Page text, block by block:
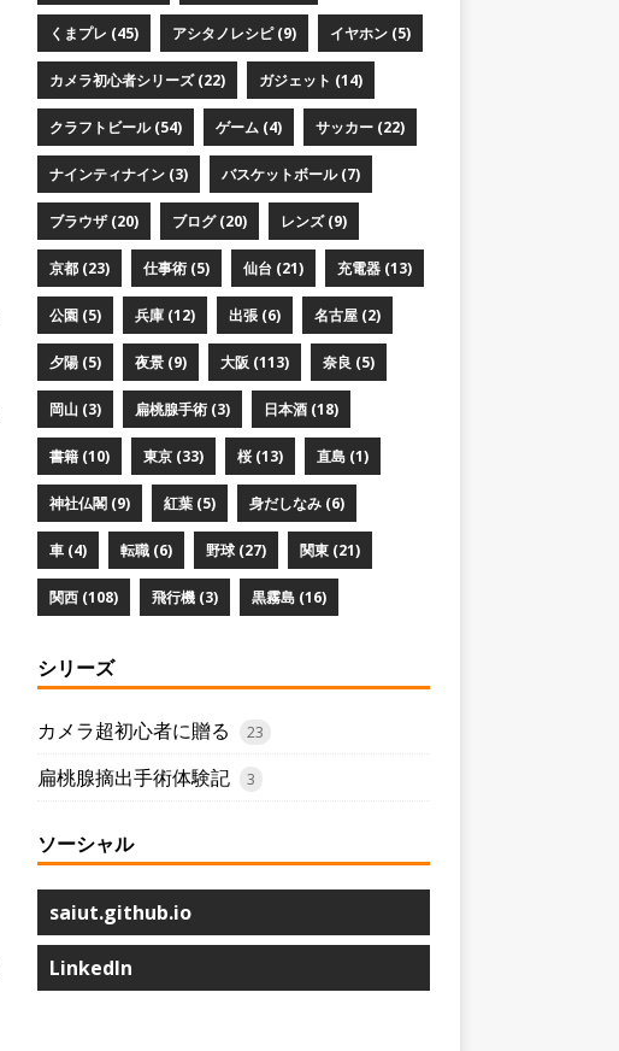
くまプレ (45) アシタノレシピ (9) イヤホン (5)
カメラ初心者シリーズ (22) ガジェット (14)
クラフトビール (54) ゲーム (4) サッカー (22)
ナインティナイン (3) バスケットボール (7)
ブラウザ (20) ブログ (20) レンズ (9)
京都 (23) 仕事術 (5) 仙台 (21) 充電器 (13)
公園 (5) 兵庫 (12) 出張 (6) 名古屋 (2)
夕陽 (5) 夜景 (9) 大阪 (113) 奈良 (5)
岡山 (3) 扁桃腺手術 (3) 日本酒 (18)
書籍 (10) 東京 (33) 桜 (13) 直島 (1)
神社仏閣 (9) 紅葉 (5) 身だしなみ (6)
車 (4) 転職 (6) 野球 (27) 関東 (21)
関西 (108) 飛行機 (3) 黒霧島 (16)
シリーズ
カメラ超初心者に贈る 23
扁桃腺摘出手術体験記 3
ソーシャル
saiut.github.io
LinkedIn